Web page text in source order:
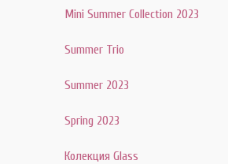
Mini Summer Collection 2023
Summer Trio
Summer 2023
Spring 2023
Колекция Glass